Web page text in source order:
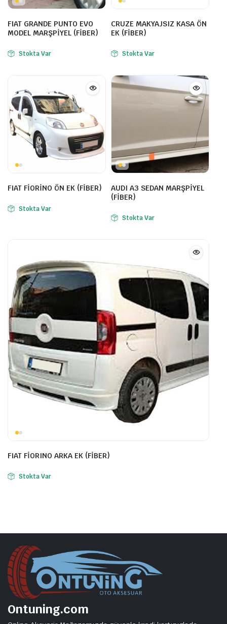
FIAT GRANDE PUNTO EVO
MODEL MARŞPİYEL (FİBER)
Stokta Var
CRUZE MAKYAJSIZ KASA ÖN
EK (FİBER)
Stokta Var
FIAT FİORİNO ÖN EK (FİBER)
Stokta Var
AUDI A3 SEDAN MARŞPİYEL
(FİBER)
Stokta Var
FIAT FİORINO ARKA EK (FİBER)
Stokta Var
Ontuning.com